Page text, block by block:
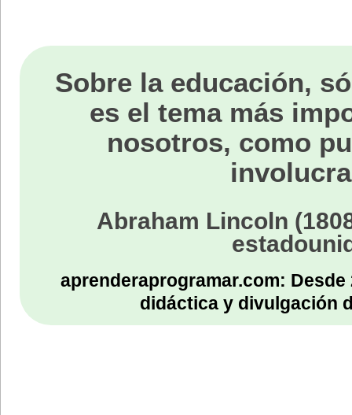
Sobre la educación,
es el tema más
nosotros, como
Abraham Lincoln
aprenderaprogramar.com:
didáctica y divulgación